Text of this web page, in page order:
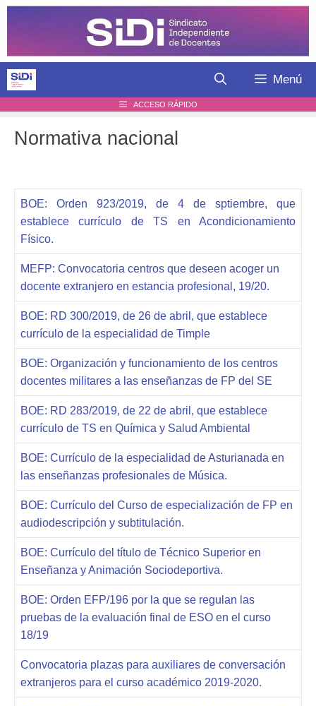
Saltar
Menú
ACCESO RÁPIDO
Normativa nacional
BOE: Orden 923/2019, de 4 de sptiembre, que
establece currículo de TS en Acondicionamiento
Físico.
MEFP: Convocatoria centros que deseen acoger un
docente extranjero en estancia profesional, 19/20.
BOE: RD 300/2019, de 26 de abril, que establece
currículo de la especialidad de Timple
BOE: Organización y funcionamiento de los centros
docentes militares a las enseñanzas de FP del SE
BOE: RD 283/2019, de 22 de abril, que establece
currículo de TS en Química y Salud Ambiental
BOE: Currículo de la especialidad de Asturianada en
las enseñanzas profesionales de Música.
BOE: Currículo del Curso de especialización de FP en
audiodescripción y subtitulación.
BOE: Currículo del título de Técnico Superior en
Enseñanza y Animación Sociodeportiva.
BOE: Orden EFP/196 por la que se regulan las
pruebas de la evaluación final de ESO en el curso
18/19
Convocatoria plazas para auxiliares de conversación
extranjeros para el curso académico 2019-2020.